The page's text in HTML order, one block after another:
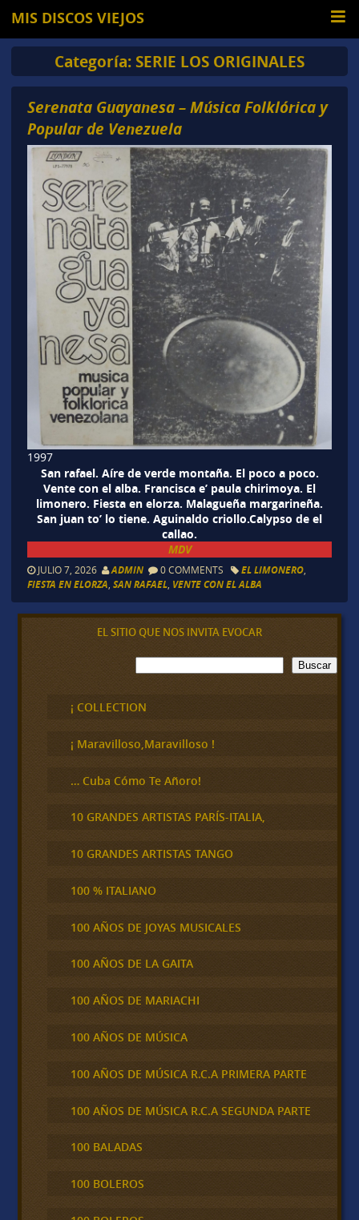
MIS DISCOS VIEJOS
Categoría: SERIE LOS ORIGINALES
Serenata Guayanesa – Música Folklórica y
Popular de Venezuela
1997
San rafael. Aíre de verde montaña. El poco a poco.
Vente con el alba. Francisca e’ paula chirimoya. El
limonero. Fiesta en elorza. Malagueña margarineña.
San juan to’ lo tiene. Aguinaldo criollo.Calypso de el
callao.
MDV
JULIO 7, 2026 ADMIN 0 COMMENTS EL LIMONERO,
FIESTA EN ELORZA, SAN RAFAEL, VENTE CON EL ALBA
EL SITIO QUE NOS INVITA EVOCAR
B
u
c
a
Buscar
¡ COLLECTION
¡ Maravilloso,Maravilloso !
… Cuba Cómo Te Añoro!
10 GRANDES ARTISTAS PARÍS-ITALIA,
10 GRANDES ARTISTAS TANGO
100 % ITALIANO
100 AÑOS DE JOYAS MUSICALES
100 AÑOS DE LA GAITA
100 AÑOS DE MARIACHI
100 AÑOS DE MÚSICA
100 AÑOS DE MÚSICA R.C.A PRIMERA PARTE
100 AÑOS DE MÚSICA R.C.A SEGUNDA PARTE
100 BALADAS
100 BOLEROS